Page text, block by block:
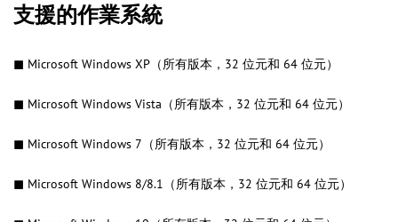
支援的作業系統
◼ Microsoft Windows XP（所有版本，32 位元和 64 位元）
◼ Microsoft Windows Vista（所有版本，32 位元和 64 位元）
◼ Microsoft Windows 7（所有版本，32 位元和 64 位元）
◼ Microsoft Windows 8/8.1（所有版本，32 位元和 64 位元）